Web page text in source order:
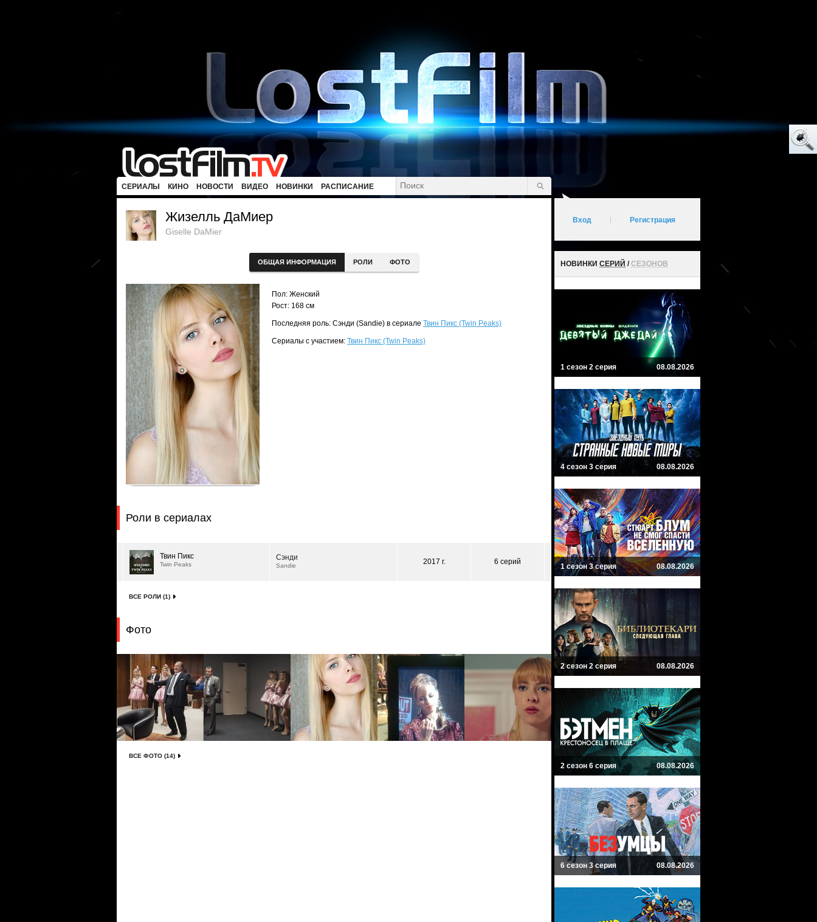
СЕРИАЛЫ КИНО НОВОСТИ ВИДЕО НОВИНКИ РАСПИСАНИЕ
Жизелль ДаМиер
Giselle DaMier
ОБЩАЯ ИНФОРМАЦИЯ РОЛИ ФОТО
Пол: Женский
Рост: 168 см
Последняя роль: Сэнди (Sandie) в сериале Твин Пикс (Twin Peaks)
Сериалы с участием: Твин Пикс (Twin Peaks)
Роли в сериалах
Твин Пикс
Twin Peaks
Сэнди
Sandie 2017 г. 6 серий
ВСЕ РОЛИ (1)
Фото
ВСЕ ФОТО (14)
Вход Регистрация
НОВИНКИ СЕРИЙ /СЕЗОНОВ
1 сезон 2 серия 08.08.2026
4 сезон 3 серия 08.08.2026
1 сезон 3 серия 08.08.2026
2 сезон 2 серия 08.08.2026
2 сезон 6 серия 08.08.2026
6 сезон 3 серия 08.08.2026